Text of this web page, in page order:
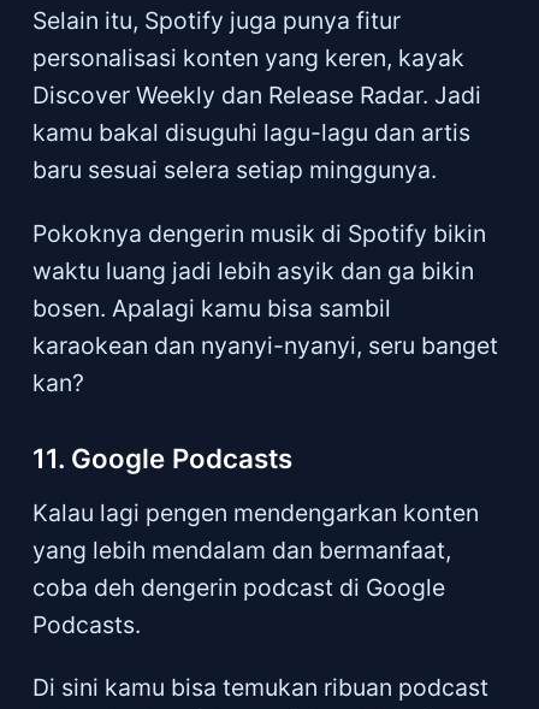
Selain itu, Spotify juga punya fitur
personalisasi konten yang keren, kayak
Discover Weekly dan Release Radar. Jadi
kamu bakal disuguhi lagu-lagu dan artis
baru sesuai selera setiap minggunya.
Pokoknya dengerin musik di Spotify bikin
waktu luang jadi lebih asyik dan ga bikin
bosen. Apalagi kamu bisa sambil
karaokean dan nyanyi-nyanyi, seru banget
kan?
11. Google Podcasts
Kalau lagi pengen mendengarkan konten
yang lebih mendalam dan bermanfaat,
coba deh dengerin podcast di Google
Podcasts.
Di sini kamu bisa temukan ribuan podcast